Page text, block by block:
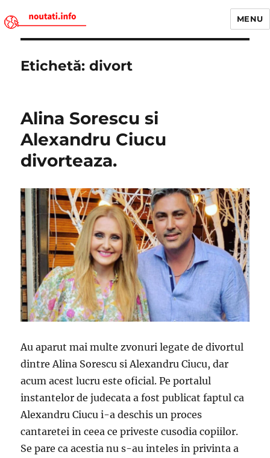
MENU
Etichetă:divort
Alina Sorescu si
Alexandru Ciucu
divorteaza.
Au aparut mai multe zvonuri legate de divortul
dintre Alina Sorescu si Alexandru Ciucu, dar
acum acest lucru este oficial. Pe portalul
instantelor de judecata a fost publicat faptul ca
Alexandru Ciucu i-a deschis un proces
cantaretei in ceea ce priveste cusodia copiilor.
Se pare ca acestia nu s-au inteles in privinta a